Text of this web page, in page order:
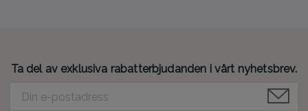
Ta del av exklusiva rabatterbjudanden i vårt nyhetsbrev.